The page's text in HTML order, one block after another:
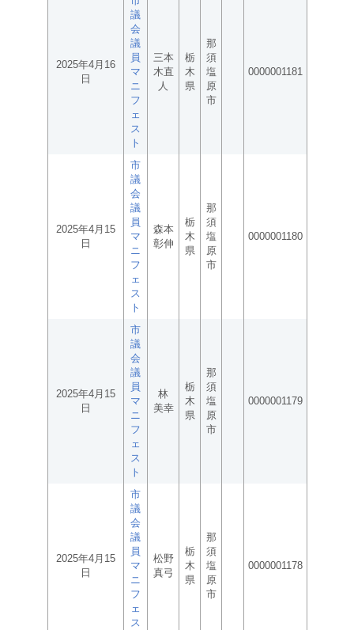
2025年4月16
日
議
会
議
員
マ
ニ
フ
ェ
ス
ト
三本
木直
人
栃
木
県
那
須
塩
原
市
0000001181
2025年4月15
日
市
議
会
議
員
マ
ニ
フ
ェ
ス
ト
森本
彰伸
栃
木
県
那
須
塩
原
市
0000001180
2025年4月15
日
市
議
会
議
員
マ
ニ
フ
ェ
ス
ト
林
美幸
栃
木
県
那
須
塩
原
市
0000001179
2025年4月15
日
市
議
会
議
員
マ
ニ
フ
ェ
ス
松野
真弓
栃
木
県
那
須
塩
原
市
0000001178